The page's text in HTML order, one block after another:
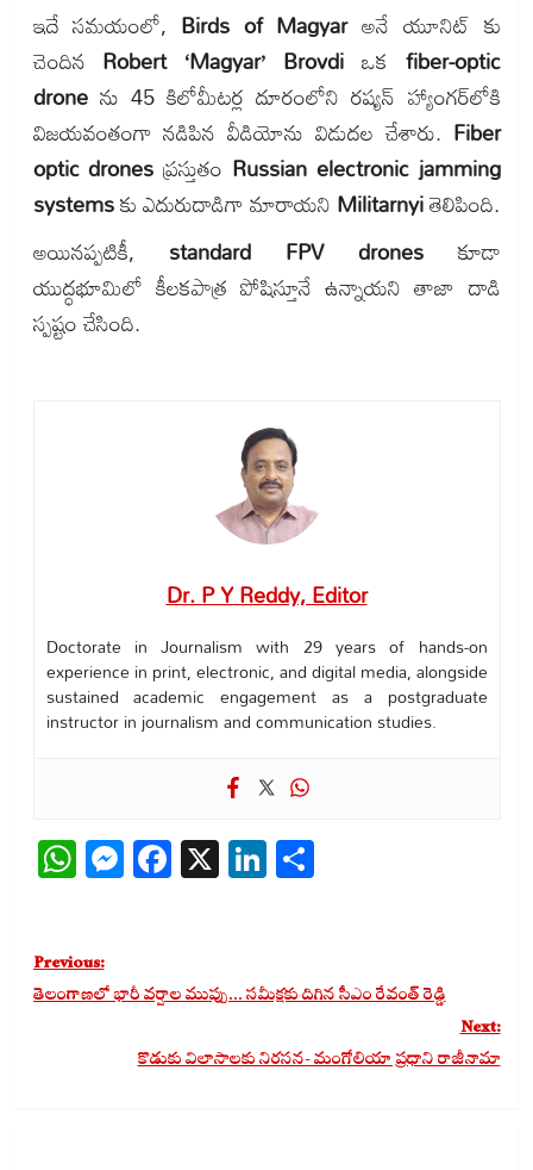
ఇదే సమయంలో, Birds of Magyarఅనే యూనిట్ కు
చెందిన Robert ‘Magyar’ Brovdiఒక fiber-optic
droneను 45 కిలోమీటర్ల దూరంలోని రష్యన్ హ్యాంగర్‌లోకి
విజయవంతంగా నడిపిన వీడియోను విడుదల చేశారు. Fiber
optic drones ప్రస్తుతం Russian electronic jamming
systemsకు ఎదురుదాడిగా మారాయనిMilitarnyiతెలిపింది.
అయినప్పటికీ, standard FPV dronesకూడా
యుద్ధభూమిలో కీలకపాత్ర పోషిస్తూనే ఉన్నాయని తాజా దాడి
స్పష్టం చేసింది.
Dr. P Y Reddy, Editor
Doctorate in Journalism with 29 years of hands-on
experience in print, electronic, and digital media, alongside
sustained academic engagement as a postgraduate
instructor in journalism and communication studies.
WhatsApp
Messenger
Facebook
X LinkedIn
Share
Post
navigation
Previous:
తెలంగాణలో భారీ వర్షాల ముప్పు… సమీక్షకు దిగిన సీఎం రేవంత్ రెడ్డి
Next:
కొడుకు విలాసాలకు నిరసన- మంగోలియా ప్రధాని రాజీనామా